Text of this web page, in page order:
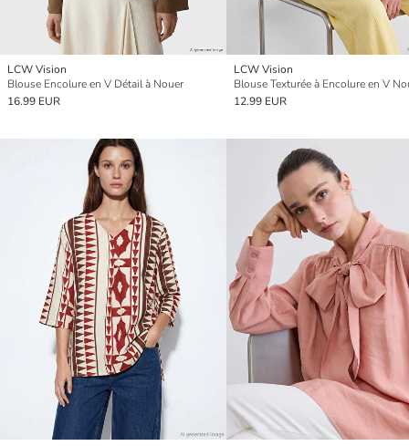
LCW Vision
Blouse Encolure en V Détail à Nouer
16.99 EUR
LCW Vision
Blouse Texturée à Encolure en V
12.99 EUR